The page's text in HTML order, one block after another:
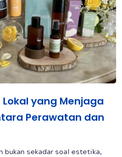
yang Menjaga
Perawatan dan
bukan sekadar soal estetika,